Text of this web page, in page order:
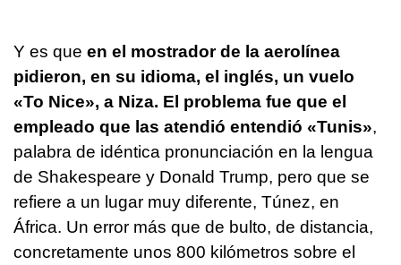
Y es que en el mostrador de la aerolínea
pidieron, en su idioma, el inglés, un vuelo
«To Nice», a Niza. El problema fue que el
empleado que las atendió entendió «Tunis»,
palabra de idéntica pronunciación en la lengua
de Shakespeare y Donald Trump, pero que se
refiere a un lugar muy diferente, Túnez, en
África. Un error más que de bulto, de distancia,
concretamente unos 800 kilómetros sobre el